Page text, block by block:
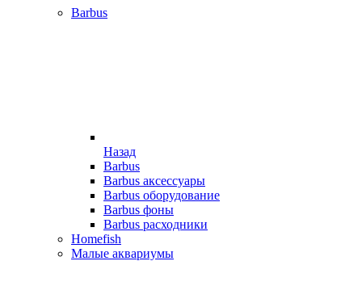
Barbus
Назад
Barbus
Barbus аксессуары
Barbus оборудование
Barbus фоны
Barbus расходники
Homefish
Малые аквариумы